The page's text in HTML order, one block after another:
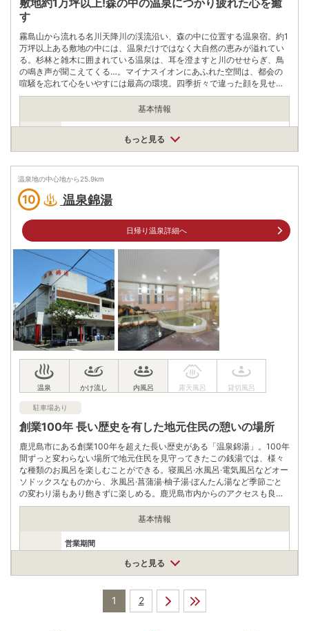
敷地約1万坪以上!森の中の温泉につかり疲れた心を癒
す
霧島山から流れる名川天降川の渓流沿い、森の中に位置する温泉宿。約1
万坪以上ある敷地の中には、温泉だけではなく大自然の恵みが溢れてい
る。杉林と雑木に囲まれている温泉は、耳を澄ますと川のせせらぎ、鳥
の鳴き声が聞こえてくる…。マイナスイオンにあふれた空間は、都会の
喧騒を忘れて心をいやすには最高の環境。四季折々で違った顔を見せる
ので、いつ訪れても全く違った楽しみ方ができるのも魅力的なポイン
ト。鹿児島空港から車で15分、鹿児島市内から高速経由で約45分とアク
基本情報
営業時間
最終受付時間
13:30
入浴料 大人1800円、小人900円
アクセス
住所
鹿児島県霧島市隼人町嘉例川4376番地
車
九州自動車道溝辺鹿児島空港ICより車で約15分
公共交通機関
JR肥薩線嘉例川駅より妙見路線バス 隼人駅行き(約13分) 石原荘
前 下車スグ
駐車場 無料（50台）
※ 掲載情報は変更になる場合があります。最新の内容はご利用前にご自身でお
問合せください。
※ 料金情報は税込・税抜表記が混ざっております。正しい金額はご利用前にご
自身でお問合せください。
もっと見る
温泉地の中心地から25.9km
10 温泉錦湯
日帰り温泉詳細へ
駐車場あり
創業100年 長い歴史を有した地元住民の憩いの場所
鹿児島市にある創業100年を超えた長い歴史がある「温泉錦湯」。100年
間ずっと変わらない場所で地元住民を見守ってきたこの銭湯では、様々
な種類のお風呂を楽しむことができる。寝風呂·水風呂·電気風呂などオー
ソドックスなものから、氷風呂·菖蒲湯·柚子湯·ぼんたん湯など季節ごと
の変わり湯もあり飽きずに楽しめる。鹿児島市内からのアクセスも良く
交通面でも便利。
基本情報
営業期間
大人420円、小学生150円、小学生未満80円
※3時間以上の入浴する場合1日入浴代金1000円
もっと見る
1 2